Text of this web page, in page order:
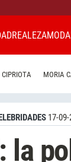
REALEZAMODA
CIPRIOTA MORIA
17-
la